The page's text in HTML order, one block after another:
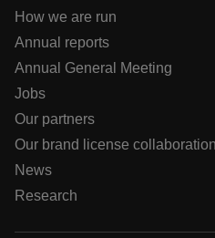
How we are run
Annual reports
Annual General Meeting
Jobs
Our partners
Our brand license
News
Research